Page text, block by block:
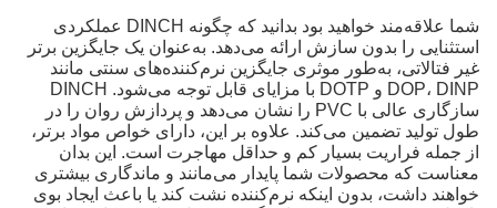
شما علاقه‌مند خواهید بود بدانید که چگونه DINCH عملکردی
استثنایی را بدون سازش ارائه می‌دهد. به‌عنوان یک جایگزین برتر
غیر فتالاتی، به‌طور موثری جایگزین نرم‌کننده‌های سنتی مانند
DOP، DINP و DOTP با مزایای قابل توجه می‌شود. DINCH
سازگاری عالی با PVC را نشان می‌دهد و پردازش روان را در
طول تولید تضمین می‌کند. علاوه بر این، دارای خواص مواد برتر،
از جمله فراریت بسیار کم و حداقل مهاجرت است. این بدان
معناست که محصولات شما پایدار می‌مانند و ماندگاری بیشتری
خواهند داشت، بدون اینکه نرم‌کننده نشت کند یا باعث ایجاد بوی